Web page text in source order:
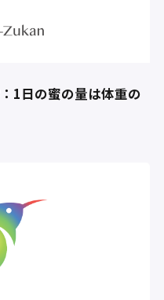
1日の蜜の量は体重の